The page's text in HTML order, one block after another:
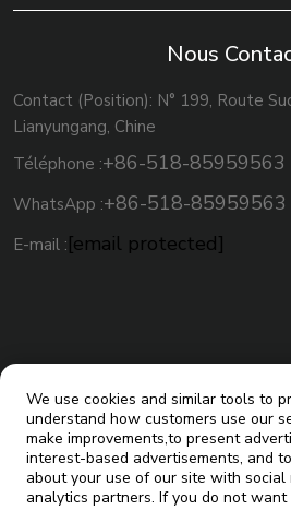
Nous
Contact (Position): N° 199, Route
Lianyungang, Chine
Téléphone :+86-518-85959563
WhatsApp :+86-518-85959563
E-mail :[email protected]
We use cookies and similar tools to
understand how customers use our
make improvements,to present
interest-based advertisements, and
about your use of our site with social
analytics partners. If you do not